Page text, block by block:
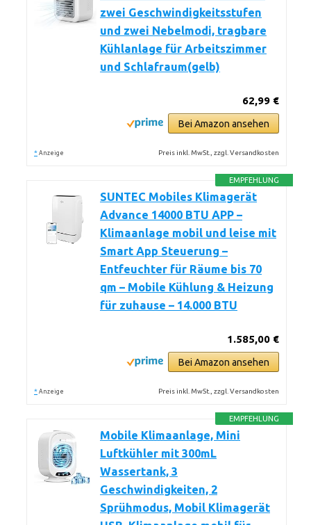
zwei Geschwindigkeitsstufen
und zwei Nebelmodi, tragbare
Kühlanlage für Arbeitszimmer
und Schlafraum(gelb)
62,99 €
Bei Amazon ansehen
* Anzeige Preis inkl. MwSt., zzgl. Versandkosten
EMPFEHLUNG
SUNTEC Mobiles Klimagerät
Advance 14000 BTU APP –
Klimaanlage mobil und leise mit
Smart App Steuerung –
Entfeuchter für Räume bis 70
qm – Mobile Kühlung & Heizung
für zuhause – 14.000 BTU
1.585,00 €
Bei Amazon ansehen
* Anzeige Preis inkl. MwSt., zzgl. Versandkosten
EMPFEHLUNG
Mobile Klimaanlage, Mini
Luftkühler mit 300mL
Wassertank, 3
Geschwindigkeiten, 2
Sprühmodus, Mobil Klimagerät